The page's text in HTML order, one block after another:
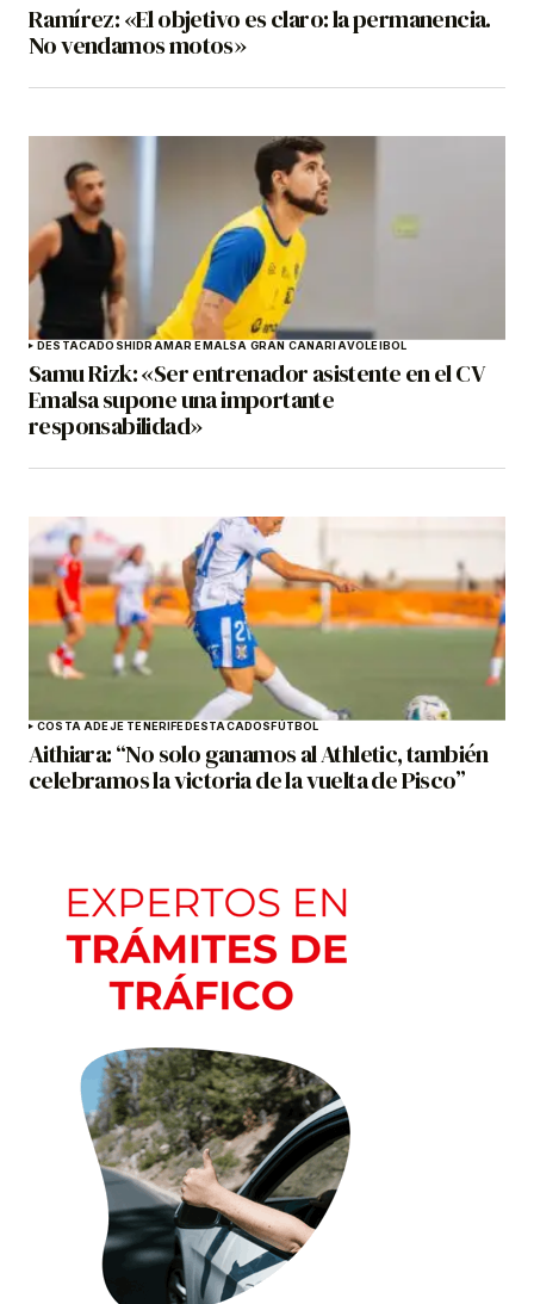
Ramírez: «El objetivo es claro: la permanencia.
No vendamos motos»
DESTACADOSHIDRAMAR EMALSA GRAN CANARIAVOLEIBOL
Samu Rizk: «Ser entrenador asistente en el CV
Emalsa supone una importante
responsabilidad»
COSTA ADEJE TENERIFEDESTACADOSFÚTBOL
Aithiara: “No solo ganamos al Athletic, también
celebramos la victoria de la vuelta de Pisco”